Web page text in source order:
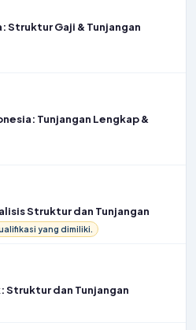
Struktur Gaji & Tunjangan
Tunjangan Lengkap &
Struktur dan Tunjangan
yang dimiliki.
Struktur dan Tunjangan